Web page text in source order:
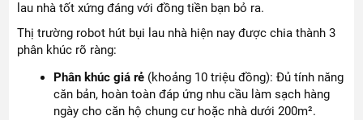
lau nhà tốt xứng đáng với đồng tiền bạn bỏ ra.
Thị trường robot hút bụi lau nhà hiện nay được chia thành 3
phân khúc rõ ràng:
Phân khúc giá rẻ (khoảng 10 triệu đồng): Đủ tính năng
căn bản, hoàn toàn đáp ứng nhu cầu làm sạch hàng
ngày cho căn hộ chung cư hoặc nhà dưới 200m².